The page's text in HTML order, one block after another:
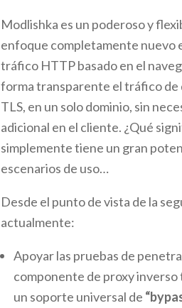
Modlishka es un poderoso y
enfoque completamente nuevo
tráfico HTTP basado en el
forma transparente el tráfico de
TLS, en un solo dominio, sin
adicional en el cliente. ¿Qué
simplemente tiene un gran
escenarios de uso…
Desde el punto de vista de la
actualmente:
Apoyar las pruebas de
componente de proxy
un soporte universal de